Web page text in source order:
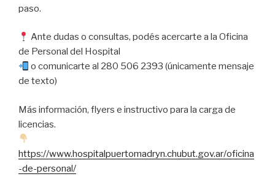
paso.
Ante dudas o consultas, podés acercarte a la Oficina
de Personal del Hospital
o comunicarte al 280 506 2393 (únicamente mensaje
de texto)
Más información, flyers e instructivo para la carga de
licencias.
https://www.hospitalpuertomadryn.chubut.gov.ar/oficina
-de-personal/